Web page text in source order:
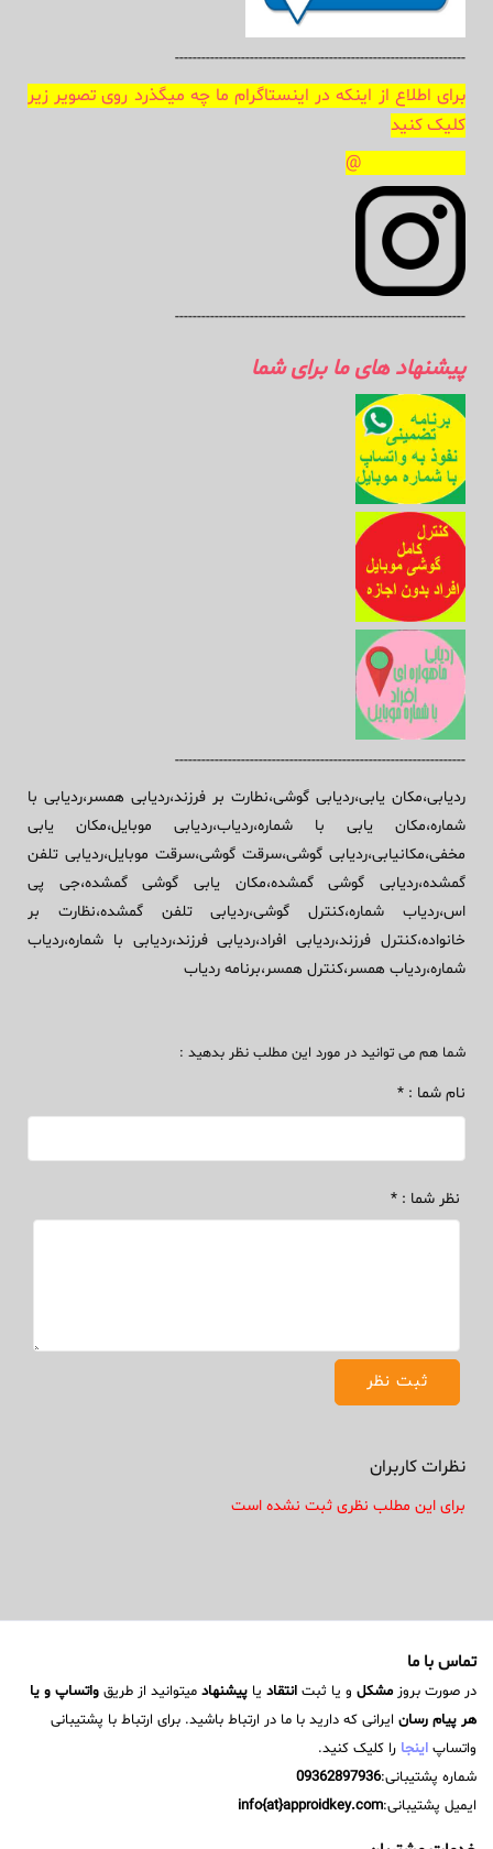
------------------------------------------------------------------
برای اطلاع از اینکه در اینستاگرام ما چه میگذرد روی تصویر زیر
کلیک کنید
------------------------------------------------------------------
پیشنهاد های ما برای شما
------------------------------------------------------------------
ردیابی،مکان یابی،ردیابی گوشی،نطارت بر فرزند،ردیابی همسر،ردیابی با
شماره،مکان یابی با شماره،ردیاب،ردیابی موبایل،مکان یابی
مخفی،مکانیابی،ردیابی گوشی،سرقت گوشی،سرقت موبایل،ردیابی تلفن
گمشده،ردیابی گوشی گمشده،مکان یابی گوشی گمشده،جی پی
اس،ردیاب شماره،کنترل گوشی،ردیابی تلفن گمشده،نظارت بر
خانواده،کنترل فرزند،ردیابی افراد،ردیابی فرزند،ردیابی با شماره،ردیاب
شماره،ردیاب همسر،کنترل همسر،برنامه ردیاب
شما هم می توانید در مورد این مطلب نظر بدهید :
نام شما : *
نظر شما : *
نظرات کاربران
برای این مطلب نظری ثبت نشده است
تماس با ما
در صورت بروزمشکل و یا ثبت انتقاد یا پیشنهاد میتوانید از طریق واتساپ و یا
هر پیام رسان ایرانی که دارید با ما در ارتباط باشید. برای ارتباط با پشتیبانی
واتساپ اینجا را کلیک کنید.
شماره پشتیبانی:09362897936
ایمیل پشتیبانی:info{at}approidkey.com